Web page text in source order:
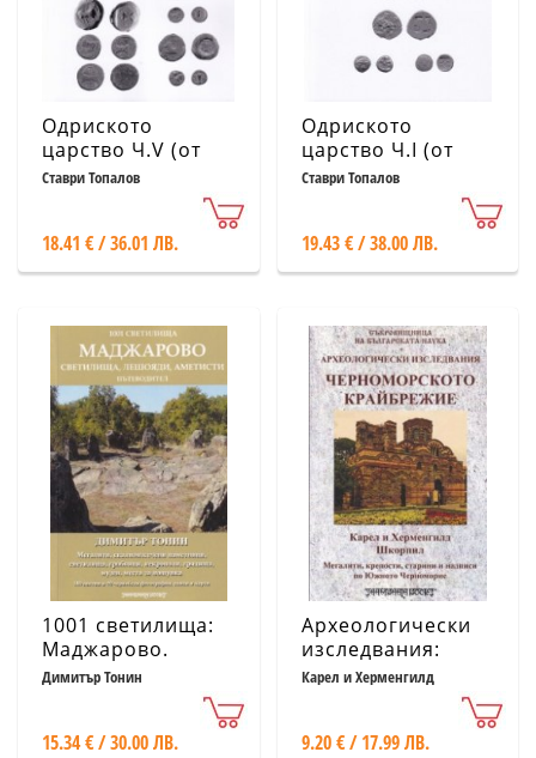
Одриското
царство Ч.V (от
края на VI в.
пр.н.е. до третата
пр.н.е.)
Ставри Топалов
18.41 € / 36.01 ЛВ.
Одриското
царство Ч.I (от
края на VI в-
пр.н.е до третата
пр.н.е.)
Ставри Топалов
19.43 € / 38.00 ЛВ.
1001 светилища:
Маджарово.
Пътеводител
Димитър Тонин
15.34 € / 30.00 ЛВ.
Археологически
изследвания:
Черноморското
Карел и Херменгилд
9.20 € / 17.99 ЛВ.